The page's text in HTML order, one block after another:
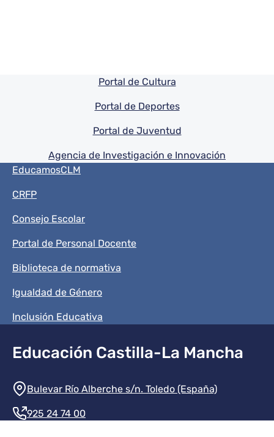
Pie de pagina información
Portal de Cultura
Portal de Deportes
Portal de Juventud
Agencia de Investigación e Innovación
Menú del pie
EducamosCLM
CRFP
Consejo Escolar
Portal de Personal Docente
Biblioteca de normativa
Igualdad de Género
Inclusión Educativa
Educación Castilla-La Mancha
Información de la institución
Bulevar Río Alberche s/n. Toledo (España)
925 24 74 00